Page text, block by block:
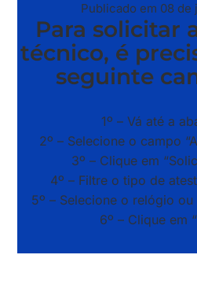
Publicado em 08 de
Para solicitar
técnico, é
seguinte
1º – Vá até a
2º – Selecione o campo
3º – Clique em
4º – Filtre o tipo de
5º – Selecione o relógio
6º – Clique em